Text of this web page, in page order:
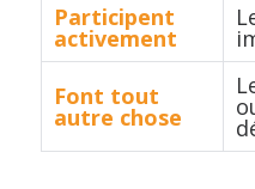
Participent
activement
Font tout
autre chose